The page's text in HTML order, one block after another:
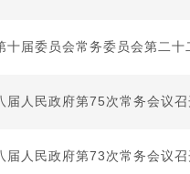
十届委员会常务委员会第二十
届人民政府第75次常务会议召
届人民政府第73次常务会议召